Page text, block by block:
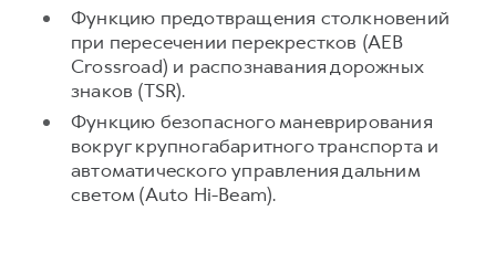
Функцию предотвращения столкновений
при пересечении перекрестков (AEB
Crossroad) и распознавания дорожных
знаков (TSR).
Функцию безопасного маневрирования
вокруг крупногабаритного транспорта и
автоматического управления дальним
светом (Auto Hi-Beam).